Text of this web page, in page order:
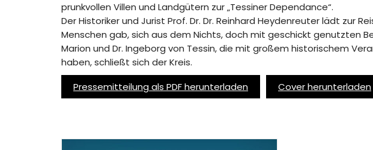
prunkvollen Villen und Landgütern zur „Tessiner Dependance“.
Der Historiker und Jurist Prof. Dr. Dr. Reinhard Heydenreuter lädt zur
Menschen gab, sich aus dem Nichts, doch mit geschickt genutzten
Marion und Dr. Ingeborg von Tessin, die mit großem historischem
haben, schließt sich der Kreis.
Pressemitteilung als PDF herunterladen
Cover herunterladen